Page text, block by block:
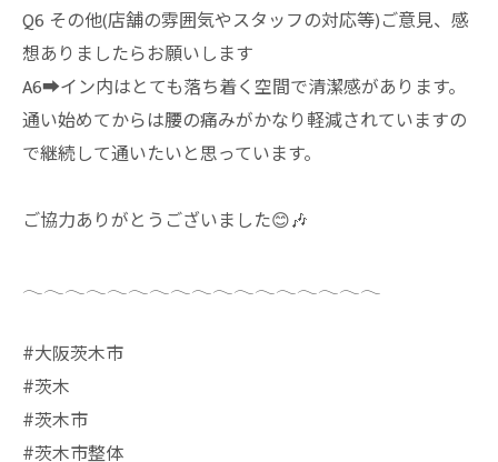
Q6 その他(店舗の雰囲気やスタッフの対応等)ご意見、感
想ありましたらお願いします
A6➡︎イン内はとても落ち着く空間で清潔感があります。
通い始めてからは腰の痛みがかなり軽減されていますの
で継続して通いたいと思っています。
ご協力ありがとうございました😊🎶
𓂃𓂃𓂃𓂃𓂃𓂃𓂃𓂃𓂃𓂃𓂃𓂃𓂃𓂃𓂃𓂃𓂃
#大阪茨木市
#茨木
#茨木市
#茨木市整体